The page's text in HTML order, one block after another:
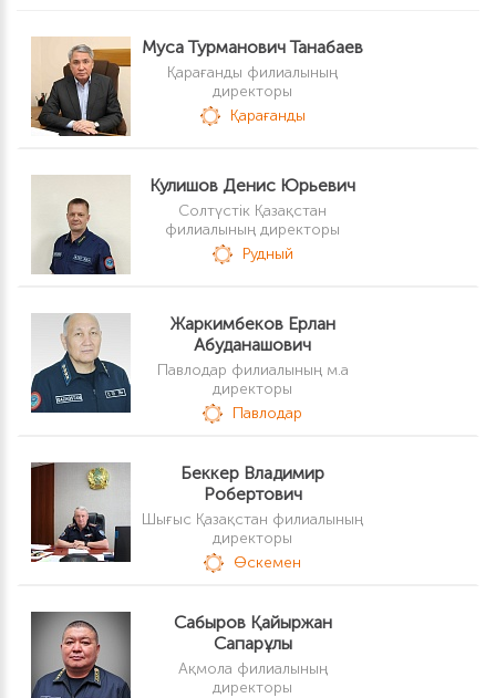
Муса Турманович Танабаев
Қарағанды филиалының
директоры
Қарағанды
Кулишов Денис Юрьевич
Солтүстік Қазақстан
филиалының директоры
Рудный
Жаркимбеков Ерлан
Абуданашович
Павлодар филиалының м.а
директоры
Павлодар
Беккер Владимир
Робертович
Шығыс Қазақстан филиалының
директоры
Өскемен
Сабыров Қайыржан
Сапарұлы
Ақмола филиалының
директоры